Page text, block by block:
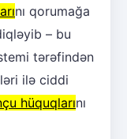
nı qorumağa
– bu
tərəfindən
ilə ciddi
hüquqlarını